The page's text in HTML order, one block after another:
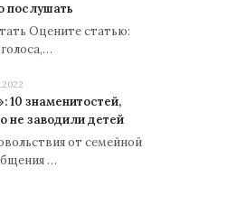
послушать
Оцените статью:
голоса,…
10 знаменитостей,
не заводили детей
от семейной
…